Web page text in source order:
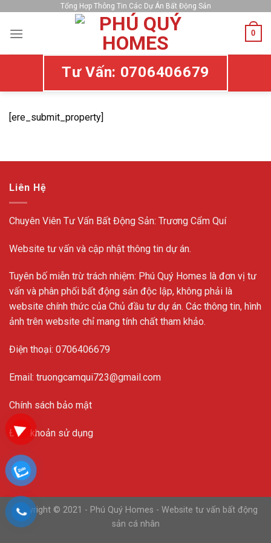
content
Tổng Hợp Thông Tin Các Dự Án Bất Động Sản
0
Tư Vấn: 0706406679
[ere_submit_property]
Liên Hệ
Chuyên Viên Tư Vấn Bất Động Sản: Trương Cẩm Quí
Website tư vấn và cập nhật thông tin dự án.
Tuyên bố miễn trừ trách nhiệm: Phú Quý Homes là đơn vị tư
vấn và phân phối bất động sản độc lập, không phải là
website chính thức của Chủ đầu tư dự án. Các thông tin, hình
ảnh trên website chỉ mang tính chất tham khảo.
Điện thoại: 0706406679
Email: truongcamqui723@gmail.com
Chính sách bảo mật
Điều khoản sử dụng
Copyright © 2021 - Phú Quý Homes - Website tư vấn bất động
sản cá nhân